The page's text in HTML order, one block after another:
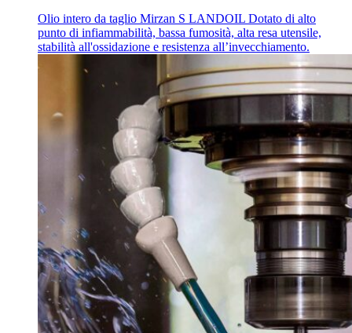
Olio intero da taglio Mirzan S LANDOIL Dotato di alto
punto di infiammabilità, bassa fumosità, alta resa utensile,
stabilità all'ossidazione e resistenza all’invecchiamento.